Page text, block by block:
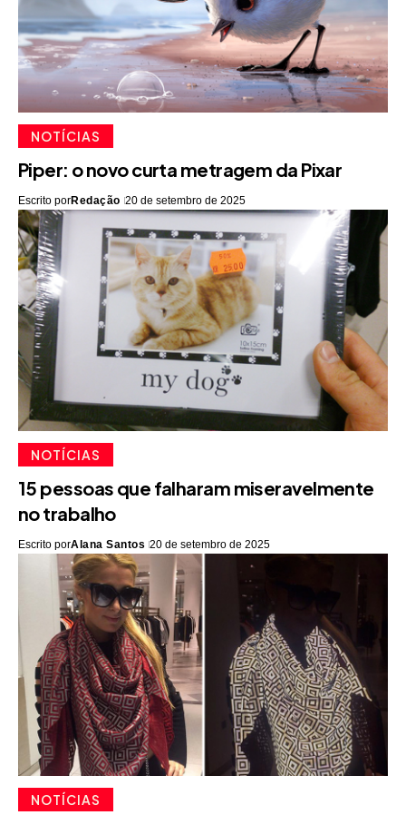
NOTÍCIAS
Piper: o novo curta metragem da Pixar
Escrito porRedação 20 de setembro de 2025
NOTÍCIAS
15 pessoas que falharam miseravelmente
no trabalho
Escrito porAlana Santos 20 de setembro de 2025
NOTÍCIAS